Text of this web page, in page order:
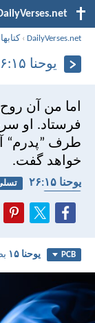
DailyVerses.net
›
يوحنا ۱۵:‏۲۶
اما من آن
فرستاد. او
طرف ”پدرم“
خواهد گفت.
يوحنا ۱۵:‏۲۶
PCB يوحنا ۱۵